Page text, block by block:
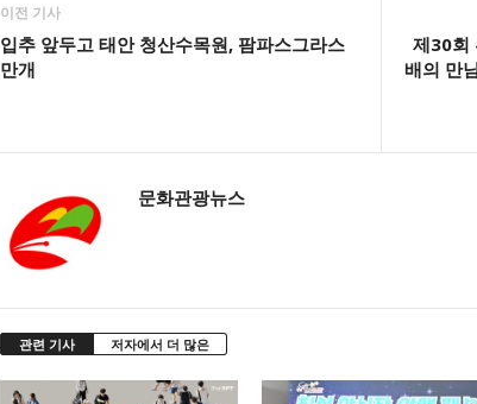
이전 기사
입추 앞두고 태안 청산수목원, 팜파스그라스
만개
제30회
배의 만
문화관광뉴스
관련 기사 저자에서 더 많은